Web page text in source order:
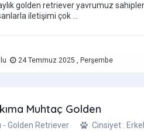
golden retriever yavrumuz
iletişimi çok ...
24 Temmuz 2025 , Perşembe
Muhtaç Golden
- Golden Retriever
Cinsiyet :